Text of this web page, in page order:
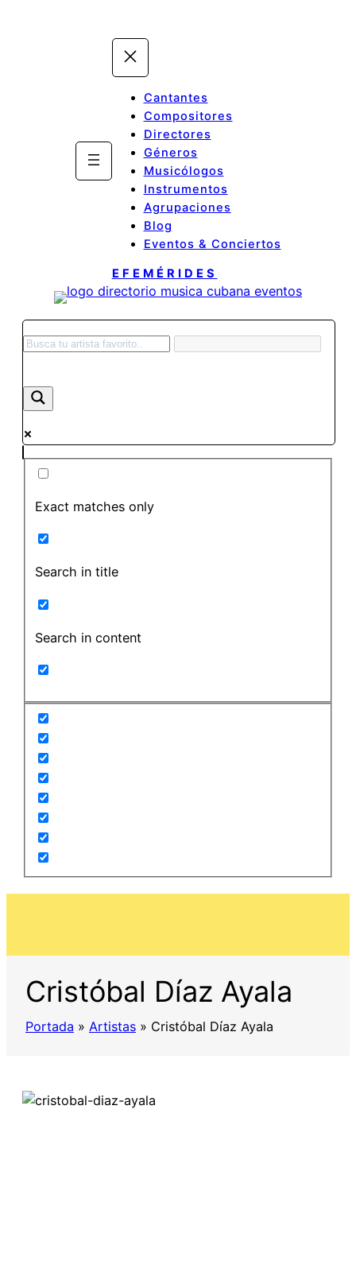
Cantantes
Compositores
Directores
Géneros
Musicólogos
Instrumentos
Agrupaciones
Blog
Eventos & Conciertos
EFEMÉRIDES
Exact matches only
Search in title
Search in content
Cristóbal Díaz Ayala
Portada » Artistas » Cristóbal Díaz Ayala